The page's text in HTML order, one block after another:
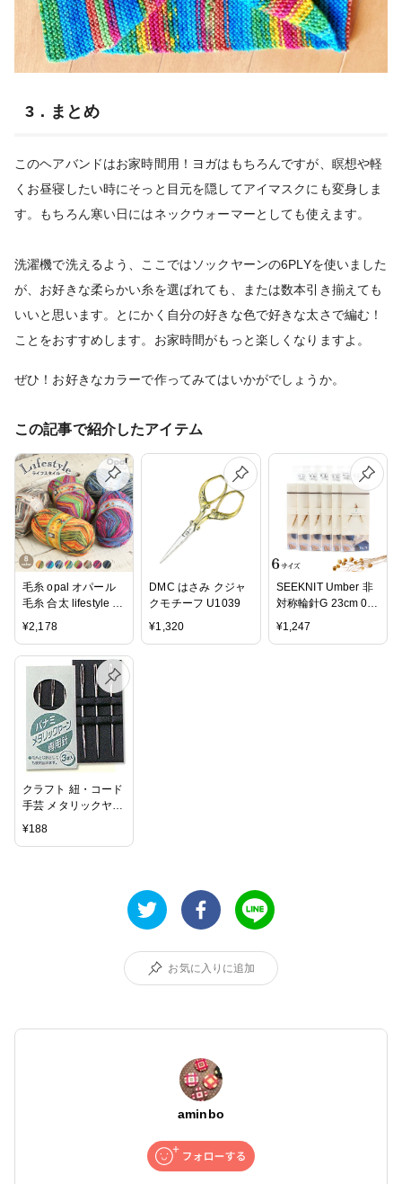
3．まとめ
このヘアバンドはお家時間用！ヨガはもちろんですが、瞑想や軽
くお昼寝したい時にそっと目元を隠してアイマスクにも変身しま
す。もちろん寒い日にはネックウォーマーとしても使えます。
洗濯機で洗えるよう、ここではソックヤーンの6PLYを使いました
が、お好きな柔らかい糸を選ばれても、または数本引き揃えても
いいと思います。とにかく自分の好きな色で好きな太さで編む！
ことをおすすめします。お家時間がもっと楽しくなりますよ。
ぜひ！お好きなカラーで作ってみてはいかがでしょうか。
この記事で紹介したアイテム
毛糸 opal オパール
毛糸 合太 lifestyle ラ
イフスタイル 6-fach
輸入 ドイツ ソック
糸 かぎ針 棒針 ニッ
ト 手編み 編み物 レ
ディース ハンドメイ
ド 帽子 マフラー ス
ヌード ストール
¥2,178
DMC はさみ クジャ
クモチーフ U1039
¥1,320
SEEKNIT Umber 非
対称輪針G 23cm 0
号・1号・2号・3
号・4号・5号｜ミニ
¥1,247
クラフト 紐・コード
手芸 メタリックヤー
ン キャンバス手芸
¥188
お気に入りに追加
aminbo